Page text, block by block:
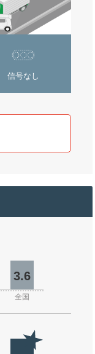
信号なし
3.6
全国